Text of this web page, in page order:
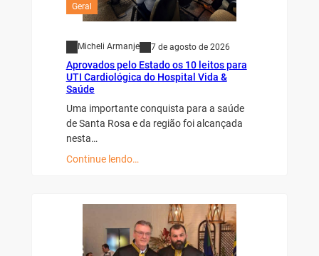
Geral
Micheli Armanje 7 de agosto de 2026
Aprovados pelo Estado os 10 leitos para
UTI Cardiológica do Hospital Vida &
Saúde
Uma importante conquista para a saúde
de Santa Rosa e da região foi alcançada
nesta…
Continue lendo…